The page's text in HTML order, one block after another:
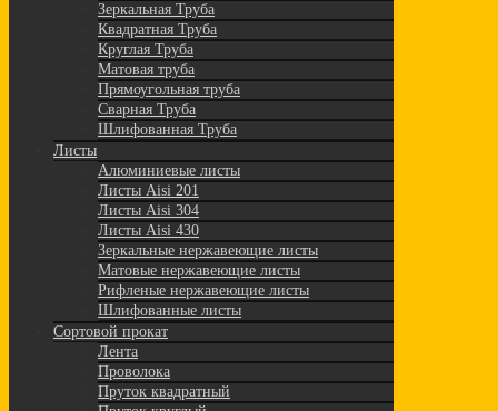
Зеркальная Труба
Квадратная Труба
Круглая Труба
Матовая труба
Прямоугольная труба
Сварная Труба
Шлифованная Труба
Листы
Алюминиевые листы
Листы Aisi 201
Листы Aisi 304
Листы Aisi 430
Зеркальные нержавеющие листы
Матовые нержавеющие листы
Рифленые нержавеющие листы
Шлифованные листы
Сортовой прокат
Лента
Проволока
Пруток квадратный